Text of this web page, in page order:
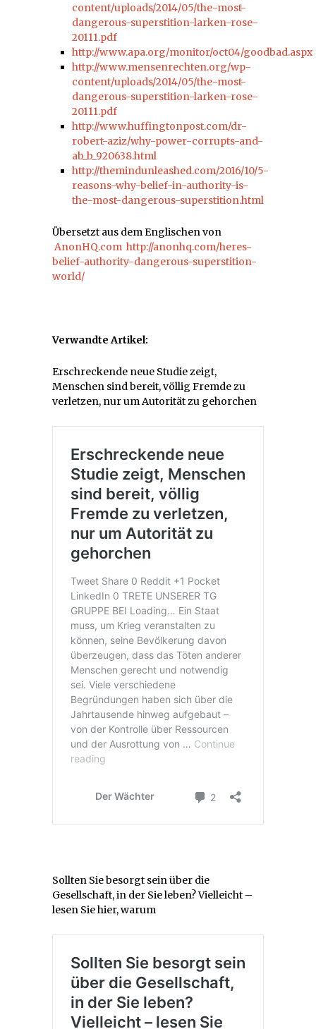
content/uploads/2014/05/the-most-
dangerous-superstition-larken-rose-
20111.pdf
http://www.apa.org/monitor/oct04/goodbad.aspx
http://www.mensenrechten.org/wp-
content/uploads/2014/05/the-most-
dangerous-superstition-larken-rose-
20111.pdf
http://www.huffingtonpost.com/dr-
robert-aziz/why-power-corrupts-and-
ab_b_920638.html
http://themindunleashed.com/2016/10/5-
reasons-why-belief-in-authority-is-
the-most-dangerous-superstition.html
Übersetzt aus dem Englischen von
AnonHQ.com http://anonhq.com/heres-
belief-authority-dangerous-superstition-
world/
Verwandte Artikel:
Erschreckende neue Studie zeigt,
Menschen sind bereit, völlig Fremde zu
verletzen, nur um Autorität zu gehorchen
Sollten Sie besorgt sein über die
Gesellschaft, in der Sie leben? Vielleicht –
lesen Sie hier, warum